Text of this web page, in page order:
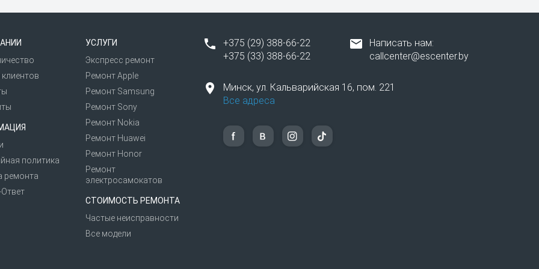
- это ремонт Самсунг в минимальные сроки при наличии на складе всех необходимых запчастей.
свяжется с вами в течение нескольких минут.
вашего смартфона. Цена будет зависеть от сложности работ. Оплата проводится как
так и наличным и безналичным расчетом.
поэтому предоставляем гарантию 4 месяца после ремонта телефона самсунг в Минске.
политика
ремонта
УСЛУГИ
Экспресс ремонт
Ремонт Apple
Ремонт Samsung
Ремонт Sony
Ремонт Nokia
Ремонт Huawei
Ремонт Honor
Ремонт
электросамокатов
СТОИМОСТЬ РЕМОНТА
Частые неисправности
Все модели
+375 (29) 388-66-22
+375 (33) 388-66-22
Написать нам:
callcenter@escenter.by
Минск, ул. Кальварийская 16, пом. 221
Все адреса